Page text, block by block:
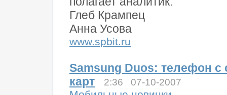
Глеб Крампец
Анна Усова
www.spbit.ru
Samsung Duos: телефон с
карт
2:36 07-10-2007